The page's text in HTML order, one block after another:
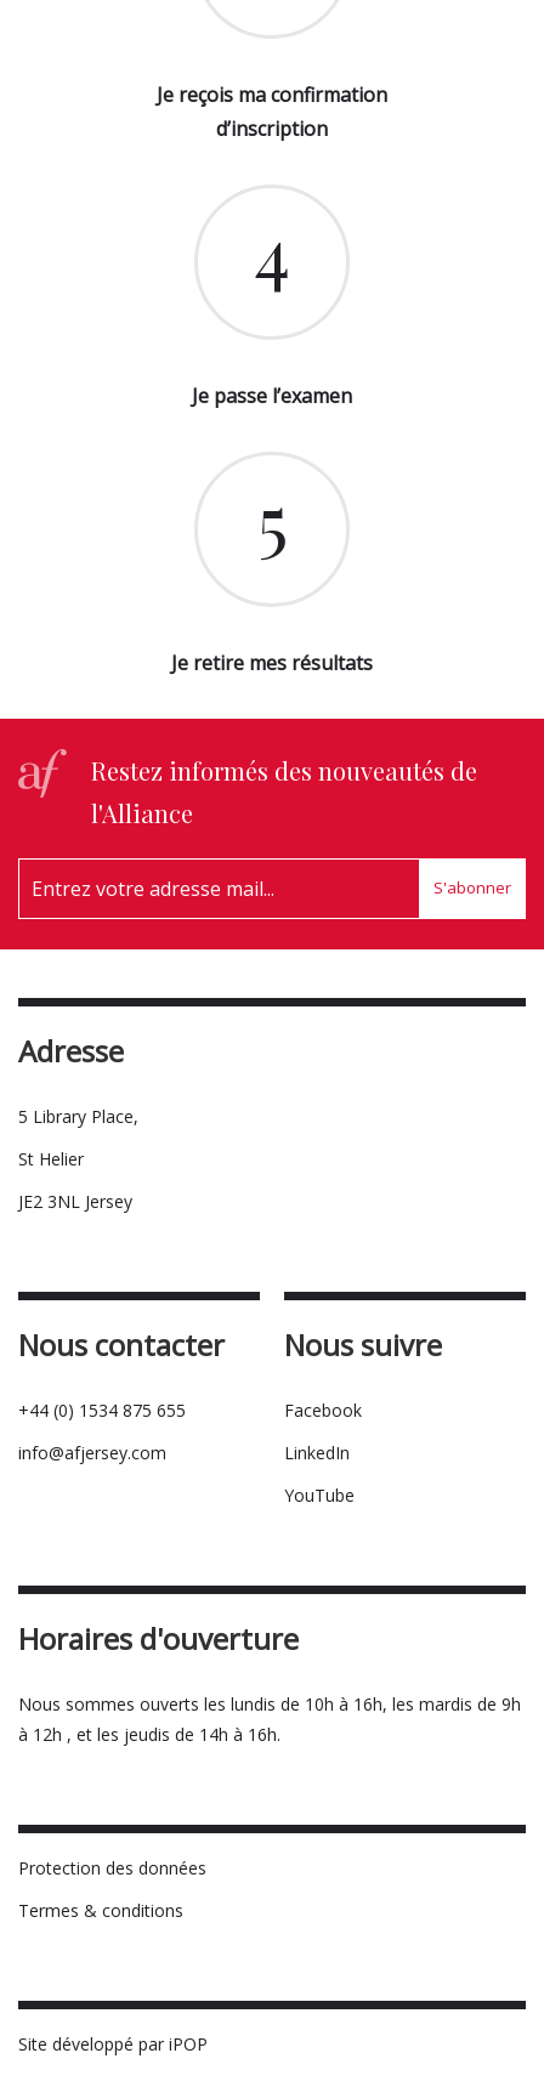
Je reçois ma confirmation
d’inscription
4
Je passe l’examen
5
Je retire mes résultats
Restez informés des nouveautés de
l'Alliance
S'abonner
Adresse
5 Library Place,
St Helier
JE2 3NL Jersey
Nous contacter
+44 (0) 1534 875 655
info@afjersey.com
Nous suivre
Facebook
LinkedIn
YouTube
Horaires d'ouverture
Nous sommes ouverts les lundis de 10h à 16h, les mardis de 9h
à 12h , et les jeudis de 14h à 16h.
Protection des données
Termes & conditions
Site développé par iPOP